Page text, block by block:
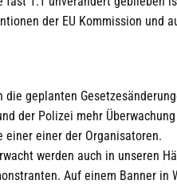
der EU Kommission und
geplanten
der Polizei mehr
einer einer der Organisatoren.
werden auch in unseren
Auf einem Banner in